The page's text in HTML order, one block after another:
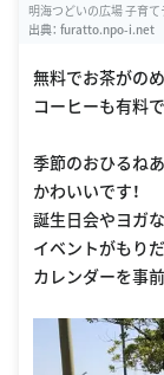
明海つどいの広場 子育
出典： furatto.npo-i.net
無料でお茶がの
コーヒーも有料
季節のおひるね
かわいいです！
誕生日会やヨガ
イベントがもり
カレンダーを事